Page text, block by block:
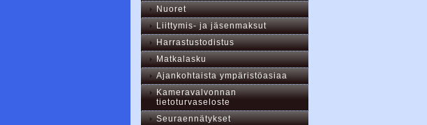
Nuoret
Liittymis- ja jäsenmaksut
Harrastustodistus
Matkalasku
Ajankohtaista ympäristöasiaa
Kameravalvonnan
tietoturvaseloste
Seuraennätykset